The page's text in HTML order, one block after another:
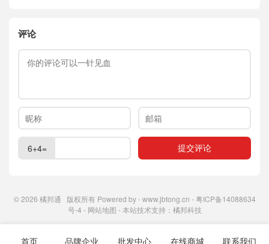
评论
6+4=
© 2026 橘邦通 版权所有 Powered by -www.jbtong.cn -粤ICP备14088634
号-4 - 网站地图 - 本站技术支持： 橘邦科技
首页 品牌企业 批发中心 在线商城 联系我们